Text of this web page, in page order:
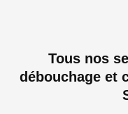
Tous nos
débouchage et